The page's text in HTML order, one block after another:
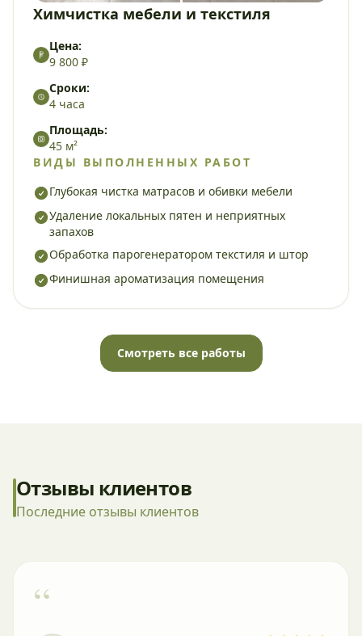
Химчистка мебели и текстиля
Цена:
9 800 ₽
Сроки:
4 часа
Площадь:
45 м²
ВИДЫ ВЫПОЛНЕННЫХ РАБОТ
Глубокая чистка матрасов и обивки мебели
Удаление локальных пятен и неприятных
запахов
Обработка парогенератором текстиля и штор
Финишная ароматизация помещения
Смотреть все работы
Отзывы клиентов
Последние отзывы клиентов
“